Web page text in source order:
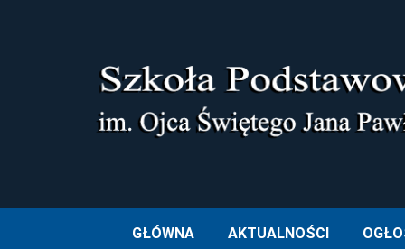
SZKOŁA
GŁÓWNA AKTUALNOŚCI